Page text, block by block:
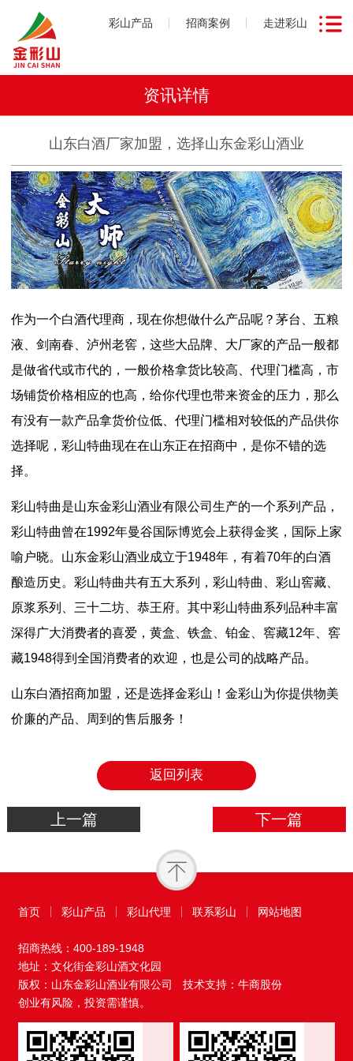
彩山产品 招商案例 走进彩山
资讯详情
山东白酒厂家加盟，选择山东金彩山酒业
作为一个白酒代理商，现在你想做什么产品呢？茅台、五粮
液、剑南春、泸州老窖，这些大品牌、大厂家的产品一般都
是做省代或市代的，一般价格拿货比较高、代理门槛高，市
场铺货价格相应的也高，给你代理也带来资金的压力，那么
有没有一款产品拿货价位低、代理门槛相对较低的产品供你
选择呢，彩山特曲现在在山东正在招商中，是你不错的选
择。
彩山特曲是山东金彩山酒业有限公司生产的一个系列产品，
彩山特曲曾在1992年曼谷国际博览会上获得金奖，国际上家
喻户晓。山东金彩山酒业成立于1948年，有着70年的白酒
酿造历史。彩山特曲共有五大系列，彩山特曲、彩山窖藏、
原浆系列、三十二坊、恭王府。其中彩山特曲系列品种丰富
深得广大消费者的喜爱，黄盒、铁盒、铂金、窖藏12年、窖
藏1948得到全国消费者的欢迎，也是公司的战略产品。
山东白酒招商加盟，还是选择金彩山！金彩山为你提供物美
价廉的产品、周到的售后服务！
返回列表
上一篇 下一篇
首页 彩山产品 彩山代理 联系彩山 网站地图
招商热线： 400-189-1948
地址：文化街金彩山酒文化园
版权：山东金彩山酒业有限公司
技术支持：牛商股份
创业有风险，投资需谨慎。